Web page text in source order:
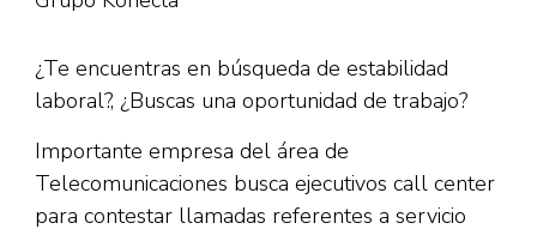
¿Te encuentras en búsqueda de estabilidad
laboral?, ¿Buscas una oportunidad de trabajo?
Importante empresa del área de
Telecomunicaciones busca ejecutivos call center
para contestar llamadas referentes a servicio